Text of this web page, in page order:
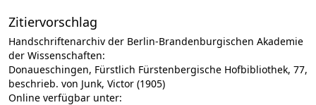
Zitiervorschlag
Handschriftenarchiv der Berlin-Brandenburgischen Akademie
der Wissenschaften:
Donaueschingen, Fürstlich Fürstenbergische Hofbibliothek, 77,
beschrieb. von Junk, Victor (1905)
Online verfügbar unter: